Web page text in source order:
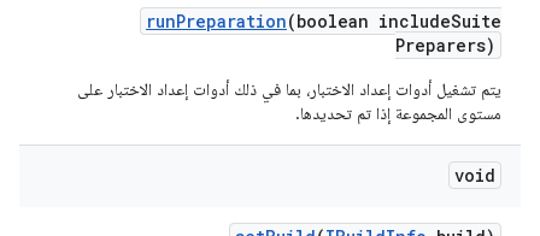
runPreparation(boolean includeSuite
Preparers)
يتم تشغيل أدوات إعداد الاختبار، بما في ذلك أدوات إعداد الاختبار على
مستوى المجموعة إذا تم تحديدها.
void